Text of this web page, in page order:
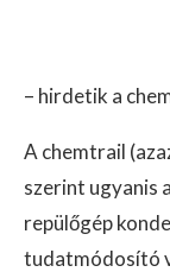
– hirdetik a
A chemtrail
szerint ugyanis
repülőgép
tudatmódosító